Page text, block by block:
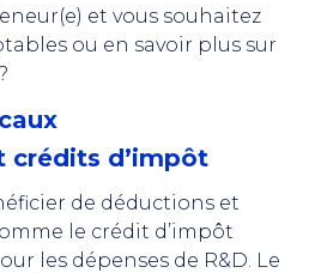
et vous souhaitez
ou en savoir plus sur
crédits d’impôt
de déductions et
le crédit d’impôt
les dépenses de R&D. Le